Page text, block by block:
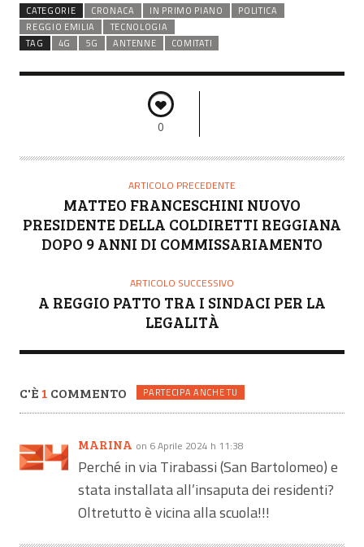
CATEGORIE CRONACA IN PRIMO PIANO
POLITICA
REGGIO EMILIA
TECNOLOGIA
TAG
4G 5G ANTENNE COMITATI
0
ARTICOLO PRECEDENTE
MATTEO FRANCESCHINI NUOVO
PRESIDENTE DELLA COLDIRETTI REGGIANA
DOPO 9 ANNI DI COMMISSARIAMENTO
ARTICOLO SUCCESSIVO
A REGGIO PATTO TRA I SINDACI PER LA
LEGALITÀ
C'È1 COMMENTO PARTECIPA ANCHE TU
MARINA on 6 Aprile 2024 h 11:38
Perché in via Tirabassi (San Bartolomeo) e
stata installata all’insaputa dei residenti?
Oltretutto è vicina alla scuola!!!